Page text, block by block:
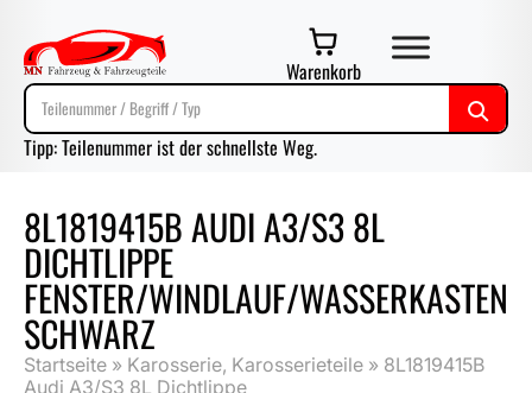
Warenkorb
Tipp: Teilenummer ist der schnellste Weg.
8L1819415B AUDI A3/S3 8L
DICHTLIPPE
FENSTER/WINDLAUF/WASSERKASTEN
SCHWARZ
Startseite » Karosserie, Karosserieteile » 8L1819415B
Audi A3/S3 8L Dichtlippe